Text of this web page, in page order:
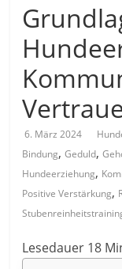
6. März 2024
Bindung,Geduld,
Hundeerziehung,
Positive Verstärkung,
Lesedauer 18